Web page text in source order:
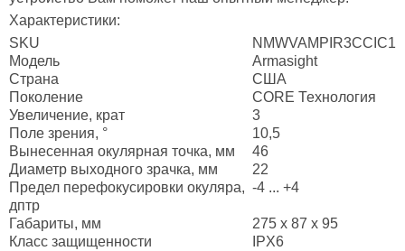
Характеристики:
SKU
NMWVAMPIR3CCIC1
Модель
Armasight
Страна
США
Поколение
CORE Технология
Увеличение, крат
3
Поле зрения, °
10,5
Вынесенная окулярная точка, мм
46
Диаметр выходного зрачка, мм
22
Предел перефокусировки окуляра,
дптр
-4 ... +4
Габариты, мм
275 x 87 x 95
Класс защищенности
IPX6